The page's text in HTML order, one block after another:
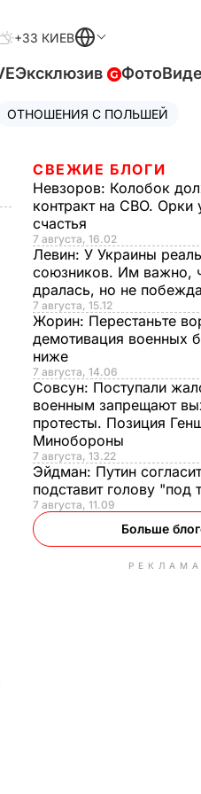
+33 КИЕВ
Эксклюзив Фото
ОТНОШЕНИЯ С ПОЛЬШЕЙ
СВЕЖИЕ БЛОГИ
Невзоров: Колобок
контракт на СВО. Орки
счастья
7 августа, 16.02
Левин: У Украины
союзников. Им важно,
дралась, но не
7 августа, 15.12
Жорин: Перестаньте
демотивация военных
ниже
7 августа, 14.06
Совсун: Поступали
военным запрещают
протесты. Позиция
Минобороны
7 августа, 13.22
Эйдман: Путин
подставит голову "под
7 августа, 11.09
Больше
РЕКЛАМА